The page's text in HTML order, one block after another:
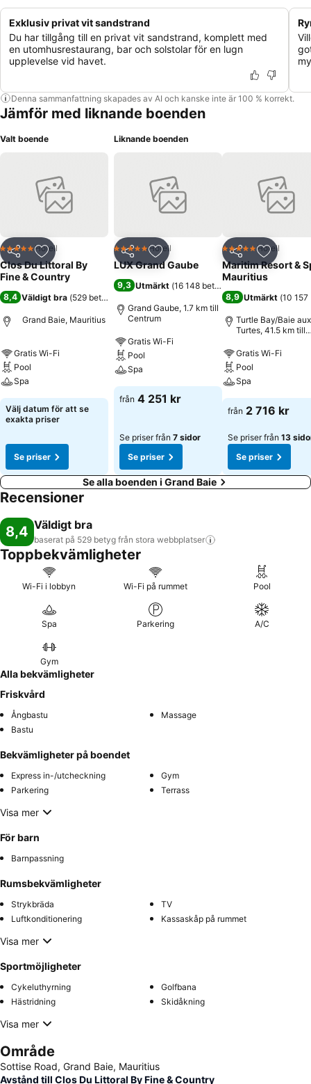
Exklusiv privat vit sandstrand
Du har tillgång till en privat vit sandstrand, komplett med
en utomhusrestaurang, bar och solstolar för en lugn
upplevelse vid havet.
Denna sammanfattning skapades av AI och kanske inte är 100 % korrekt.
Jämför med liknande boenden
Valt boende
Dela Lägg till i Mina Favoriter
5 StjärnorHotell
Clos Du Littoral By
Fine & Country
8,4 Väldigt bra (529 betyg
Grand Baie, Mauritius
Gratis Wi-Fi
Pool
Spa
Välj datum för att se
exakta priser
Se priser
Liknande boenden
Dela Lägg till i Mina Favoriter
5 StjärnorHotell
LUX Grand Gaube
9,3 Utmärkt (16 148 betyg
Grand Gaube, 1.7 km till
Centrum
Gratis Wi-Fi
Pool
Spa
från 4 251 kr
Se priser från 7 sidor
Se priser
Dela Lägg till
5 StjärnorHotell
Maritim Resort &
Mauritius
8,9 Utmärkt (10
Turtle Bay/Baie aux
Turtes, 41.5 km till
Gratis Wi-Fi
Pool
Spa
från 2 716 kr
Se priser från 13
Se priser
Se alla boenden i Grand Baie
Recensioner
8,4 Väldigt bra
baserat på 529 betyg från stora webbplatser
Toppbekvämligheter
Wi-Fi i lobbyn Wi-Fi på rummet Pool
Spa Parkering A/C
Gym
Alla bekvämligheter
Friskvård
Ångbastu
Massage
Bastu
Bekvämligheter på boendet
Express in-/utcheckning
Gym
Parkering
Terrass
Visa mer
För barn
Barnpassning
Rumsbekvämligheter
Strykbräda
TV
Luftkonditionering
Kassaskåp på rummet
Visa mer
Sportmöjligheter
Cykeluthyrning
Golfbana
Hästridning
Skidåkning
Visa mer
Område
Sottise Road, Grand Baie, Mauritius
Avstånd till Clos Du Littoral By Fine & Country